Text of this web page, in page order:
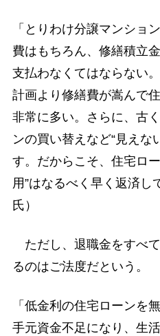
「とりわけ分譲マンショ
費はもちろん、修繕積立
支払わなくてはならない
計画より修繕費が嵩んで
非常に多い。さらに、古
ンの買い替えなど“見えな
す。だからこそ、住宅ロ
用”はなるべく早く返済し
氏）
ただし、退職金をすべ
るのはご法度だという。
「低金利の住宅ローンを
手元資金不足になり、生